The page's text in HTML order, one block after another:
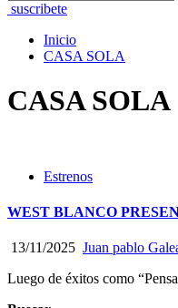
suscribete
Inicio
CASA SOLA
CASA SOLA
Estrenos
WEST BLANCO
13/11/2025 Juan pablo
Luego de éxitos como